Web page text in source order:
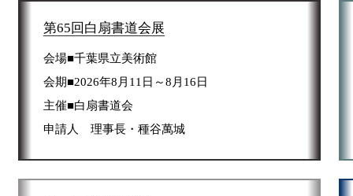
第65回白扇書道会展
会場■千葉県立美術館
会期■2026年8月11日～8月16日
主催■白扇書道会
申請人 理事長・種谷萬城